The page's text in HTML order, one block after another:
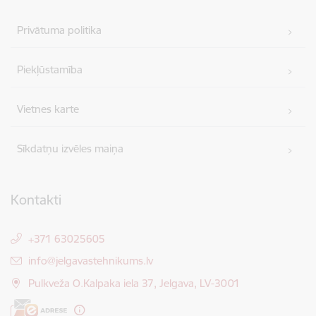
Privātuma politika
Piekļūstamība
Vietnes karte
Sīkdatņu izvēles maiņa
Kontakti
+371 63025605
E-pasts:
info@jelgavastehnikums.lv
Pulkveža O.Kalpaka iela 37, Jelgava, LV-3001